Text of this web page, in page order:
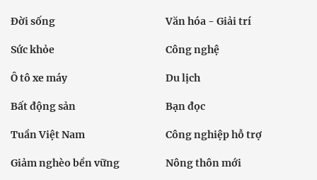
Đời sống Văn hóa - Giải trí
Sức khỏe Công nghệ
Ô tô xe máy Du lịch
Bất động sản Bạn đọc
Tuần Việt Nam Công nghiệp hỗ trợ
Giảm nghèo bền vững Nông thôn mới